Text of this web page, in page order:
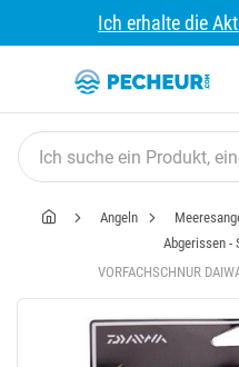
Ich erhalte die
Angeln
Abgerissen -
VORFACHSCHNUR